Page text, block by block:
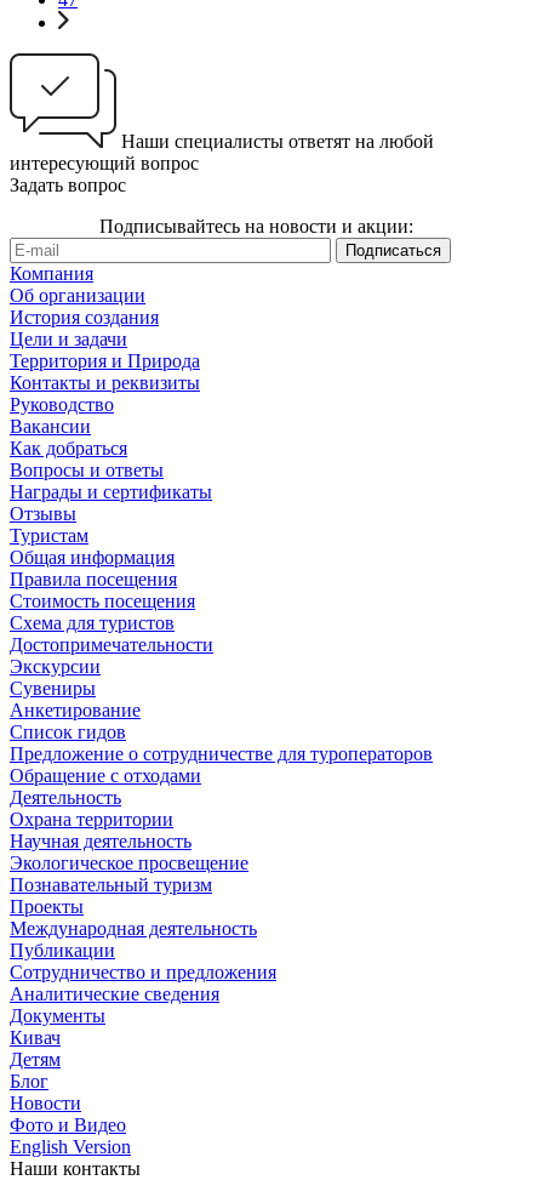
Наши специалисты ответят на любой
интересующий вопрос
Задать вопрос
Подписывайтесь на новости и акции:
Компания
Об организации
История создания
Цели и задачи
Территория и Природа
Контакты и реквизиты
Руководство
Вакансии
Как добраться
Вопросы и ответы
Награды и сертификаты
Отзывы
Туристам
Общая информация
Правила посещения
Стоимость посещения
Схема для туристов
Достопримечательности
Экскурсии
Сувениры
Анкетирование
Список гидов
Предложение о сотрудничестве для туроператоров
Обращение с отходами
Деятельность
Охрана территории
Научная деятельность
Экологическое просвещение
Познавательный туризм
Проекты
Международная деятельность
Публикации
Сотрудничество и предложения
Аналитические сведения
Документы
Кивач
Детям
Блог
Новости
Фото и Видео
English Version
Наши контакты